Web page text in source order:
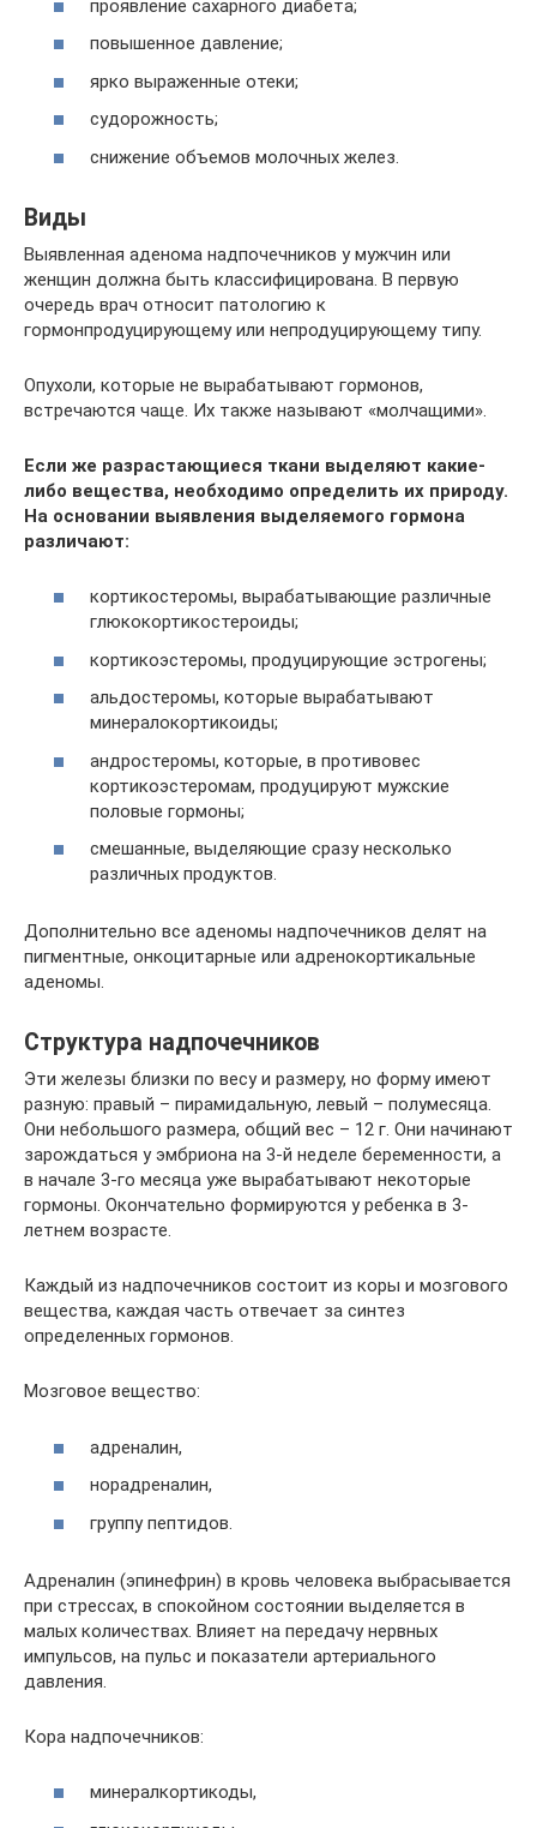
проявление сахарного диабета;
повышенное давление;
ярко выраженные отеки;
судорожность;
снижение объемов молочных желез.
Виды
Выявленная аденома надпочечников у мужчин или
женщин должна быть классифицирована. В первую
очередь врач относит патологию к
гормонпродуцирующему или непродуцирующему типу.
Опухоли, которые не вырабатывают гормонов,
встречаются чаще. Их также называют «молчащими».
Если же разрастающиеся ткани выделяют какие-
либо вещества, необходимо определить их природу.
На основании выявления выделяемого гормона
различают:
кортикостеромы, вырабатывающие различные
глюкокортикостероиды;
кортикоэстеромы, продуцирующие эстрогены;
альдостеромы, которые вырабатывают
минералокортикоиды;
андростеромы, которые, в противовес
кортикоэстеромам, продуцируют мужские
половые гормоны;
смешанные, выделяющие сразу несколько
различных продуктов.
Дополнительно все аденомы надпочечников делят на
пигментные, онкоцитарные или адренокортикальные
аденомы.
Структура надпочечников
Эти железы близки по весу и размеру, но форму имеют
разную: правый – пирамидальную, левый – полумесяца.
Они небольшого размера, общий вес – 12 г. Они начинают
зарождаться у эмбриона на 3-й неделе беременности, а
в начале 3-го месяца уже вырабатывают некоторые
гормоны. Окончательно формируются у ребенка в 3-
летнем возрасте.
Каждый из надпочечников состоит из коры и мозгового
вещества, каждая часть отвечает за синтез
определенных гормонов.
Мозговое вещество:
адреналин,
норадреналин,
группу пептидов.
Адреналин (эпинефрин) в кровь человека выбрасывается
при стрессах, в спокойном состоянии выделяется в
малых количествах. Влияет на передачу нервных
импульсов, на пульс и показатели артериального
давления.
Кора надпочечников:
минералкортикоды,